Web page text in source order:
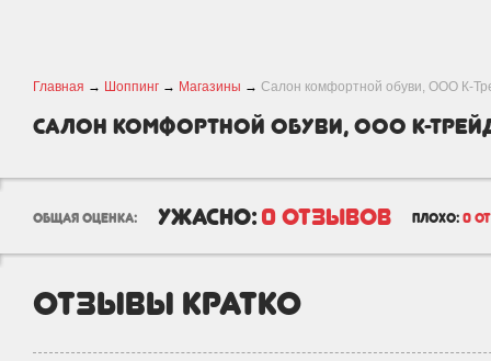
Главная → Шоппинг → Магазины → Салон комфортной обуви, ООО К-
Салон комфортной обуви, ООО К-
общая оценка: ужасно: 0 отзывов плохо: 0
отзывы кратко